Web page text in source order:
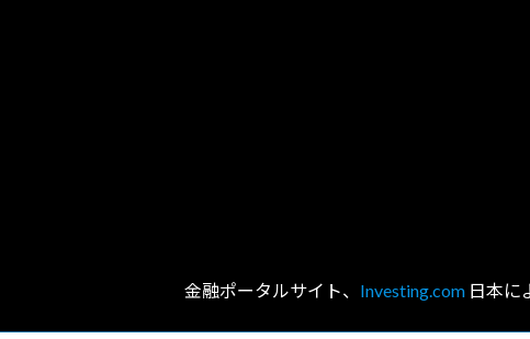
金融ポータルサイト、 Investing.com 日本に